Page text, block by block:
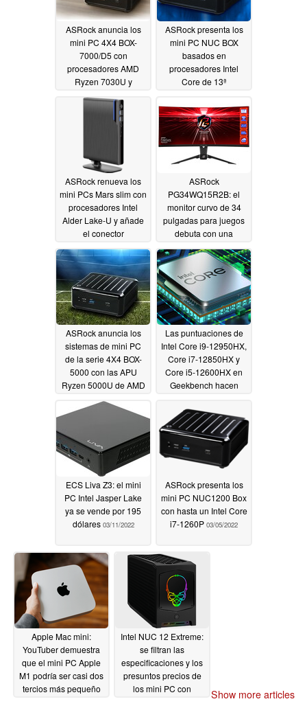
ASRock anuncia los
mini PC 4X4 BOX-
7000/D5 con
procesadores AMD
Ryzen 7030U y
02/09/2023
ASRock presenta los
mini PC NUC BOX
basados en
procesadores Intel
Core de 13ª
ASRock renueva los
mini PCs Mars slim con
procesadores Intel
Alder Lake-U y añade
el conector
09/29/2022
ASRock
PG34WQ15R2B: el
monitor curvo de 34
pulgadas para juegos
debuta con una
una resolución de
1440p09/20/2022
ASRock anuncia los
sistemas de mini PC
de la serie 4X4 BOX-
5000 con las APU
Ryzen 5000U de AMD
04/13/2022
Las puntuaciones de
Intel Core i9-12950HX,
Core i7-12850HX y
Core i5-12600HX en
Geekbench hacen
Rembrandt y Apple
Silicon03/23/2022
ECS Liva Z3: el mini
PC Intel Jasper Lake
ya se vende por 195
dólares 03/11/2022
ASRock presenta los
mini PC NUC1200 Box
con hasta un Intel Core
i7-1260P 03/05/2022
Apple Mac mini:
YouTuber demuestra
que el mini PC Apple
M1 podría ser casi dos
tercios más pequeño
Intel NUC 12 Extreme:
se filtran las
especificaciones y los
presuntos precios de
los mini PC con
Show more articles